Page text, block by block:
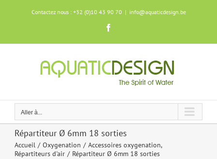
Contactez nous : +32 (0)10 43 90 70 | info@aquaticdesign.be
Aller à...
Répartiteur Ø 6mm 18 sorties
Accueil Oxygenation
Accessoires oxygenation
Répartiteurs d'air
Répartiteur Ø 6mm 18 sorties